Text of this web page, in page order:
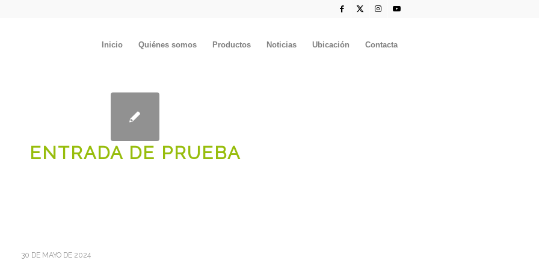
Inicio Quiénes somos Productos Noticias Ubicación Contacta
ENTRADA DE PRUEBA
30 DE MAYO DE 2024